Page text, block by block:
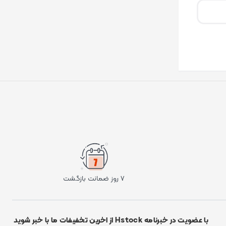
۷ روز ضمانت بازگشت
با عضویت در خبرنامه Hstock از اخرین تخفیفات ما با خبر شوید